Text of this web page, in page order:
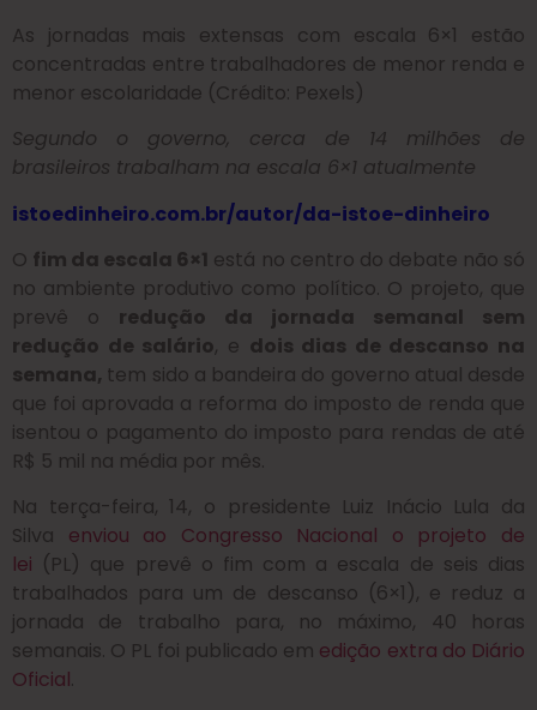
As jornadas mais extensas com escala 6×1 estão
concentradas entre trabalhadores de menor renda e
menor escolaridade (Crédito: Pexels)
Segundo o governo, cerca de 14 milhões de
brasileiros trabalham na escala 6×1 atualmente
istoedinheiro.com.br/autor/da-istoe-dinheiro
O fim da escala 6×1 está no centro do debate não só
no ambiente produtivo como político. O projeto, que
prevê o redução da jornada semanal sem
redução de salário, e dois dias de descanso na
semana, tem sido a bandeira do governo atual desde
que foi aprovada a reforma do imposto de renda que
isentou o pagamento do imposto para rendas de até
R$ 5 mil na média por mês.
Na terça-feira, 14, o presidente Luiz Inácio Lula da
Silva enviou ao Congresso Nacional o projeto de
lei (PL) que prevê o fim com a escala de seis dias
trabalhados para um de descanso (6×1), e reduz a
jornada de trabalho para, no máximo, 40 horas
semanais. O PL foi publicado em edição extra do Diário
Oficial.